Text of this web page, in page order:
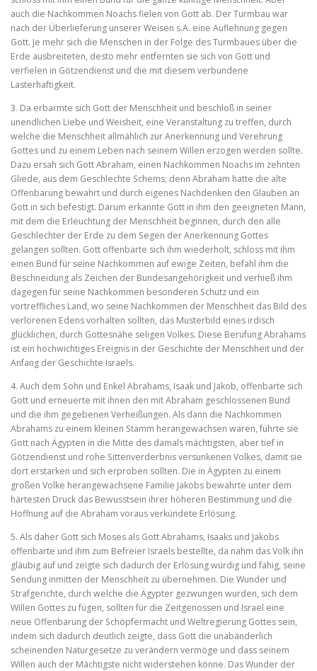
auch die Nachkommen Noachs fielen von Gott ab. Der Turmbau war
nach der Überlieferung unserer Weisen s.A. eine Auflehnung gegen
Gott. Je mehr sich die Menschen in der Folge des Turmbaues über die
Erde ausbreiteten, desto mehr entfernten sie sich von Gott und
verfielen in Götzendienst und die mit diesem verbundene
Lasterhaftigkeit.
3. Da erbarmte sich Gott der Menschheit und beschloß in seiner
unendlichen Liebe und Weisheit, eine Veranstaltung zu treffen, durch
welche die Menschheit allmählich zur Anerkennung und Vereh­rung
Gottes und zu einem Leben nach seinem Willen erzogen werden sollte.
Dazu ersah sich Gott Abraham, einen Nachkommen Noachs im zehnten
Gliede, aus dem Geschlechte Schems; denn Abraham hatte die alte
Offenbarung bewahrt und durch eigenes Nachdenken den Glauben an
Gott in sich befestigt. Darum erkannte Gott in ihm den geeigneten Mann,
mit dem die Erleuchtung der Menschheit beginnen, durch den alle
Geschlechter der Erde zu dem Segen der Anerkennung Gottes
gelangen sollten. Gott offenbarte sich ihm wiederholt, schloss mit ihm
einen Bund für seine Nachkommen auf ewige Zeiten, befahl ihm die
Beschneidung als Zeichen der Bundesangehörigkeit und verhieß ihm
dagegen für seine Nachkommen besonderen Schutz und ein
vortreffliches Land, wo seine Nachkommen der Menschheit das Bild des
verlorenen Edens vorhalten sollten, das Musterbild eines irdisch
glücklichen, durch Gottesnähe seligen Volkes. Diese Berufung Abrahams
ist ein hochwichtiges Ereignis in der Geschich­te der Menschheit und der
Anfang der Geschichte Israels.
4. Auch dem Sohn und Enkel Abrahams, Isaak und Jakob, offenbarte sich
Gott und erneuerte mit ihnen den mit Abraham geschlossenen Bund
und die ihm gegebenen Verheißungen. Als dann die Nachkommen
Abrahams zu einem kleinen Stamm herangewachsen waren, führte sie
Gott nach Ägypten in die Mitte des damals mächtigsten, aber tief in
Götzendienst und rohe Sittenverderbnis versunkenen Volkes, damit sie
dort erstarken und sich erproben sollten. Die in Ägyp­ten zu einem
großen Volke herangewachsene Familie Jakobs bewahrte unter dem
härtesten Druck das Bewusstsein ihrer höheren Bestimmung und die
Hoffnung auf die Abraham voraus verkündete Erlösung.
5. Als daher Gott sich Moses als Gott Abrahams, Isaaks und Jakobs
offenbarte und ihm zum Befreier Israels bestellte, da nahm das Volk ihn
gläubig auf und zeigte sich dadurch der Erlösung würdig und fähig, seine
Sendung inmitten der Menschheit zu übernehmen. Die Wunder und
Strafgerichte, durch welche die Ägypter gezwungen wurden, sich dem
Willen Gottes zu fügen, sollten für die Zeitge­nossen und Israel eine
neue Offenbarung der Schöpfermacht und Weltregierung Gottes sein,
indem sich dadurch deutlich zeigte, dass Gott die unabänderlich
scheinenden Naturgesetze zu verändern vermöge und dass seinem
Willen auch der Mächtigste nicht widerste­hen könne. Das Wunder der